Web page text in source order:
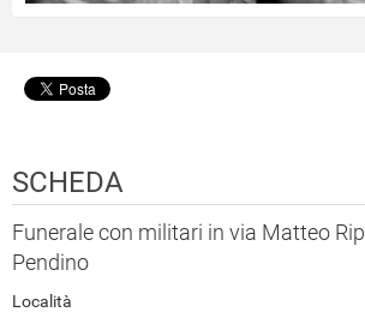
SCHEDA
Funerale con militari in via Matteo
Pendino
Località